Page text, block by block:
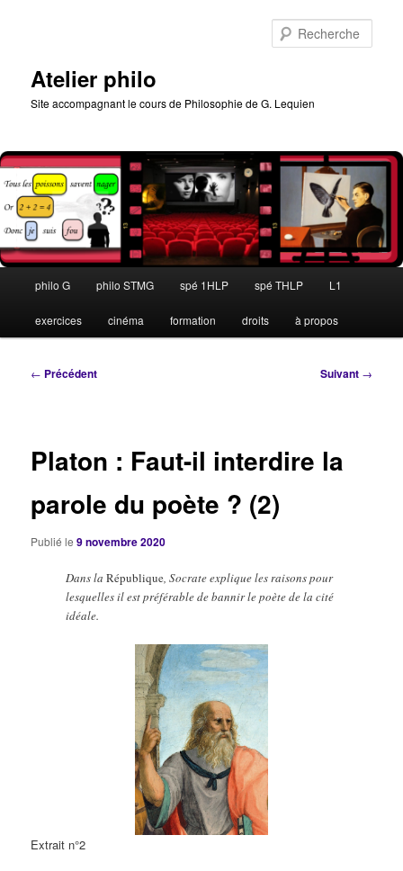
Atelier philo
Site accompagnant le cours de Philosophie de G. Lequien
principal
philo G philo STMG spé 1HLP spé THLP L1
exercices cinéma formation droits à propos
Navigation
← Précédent Suivant →
Platon : Faut-il interdire la
parole du poète ? (2)
Publié le9 novembre 2020
Dans laRépublique, Socrate explique les raisons pour
lesquelles il est préférable de bannir le poète de la cité
idéale.
Extrait n°2